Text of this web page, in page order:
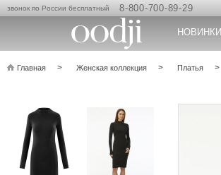
звонок по России бесплатный 8-800-700-89-29
НОВИНКИ
Главная Женская коллекция Платья